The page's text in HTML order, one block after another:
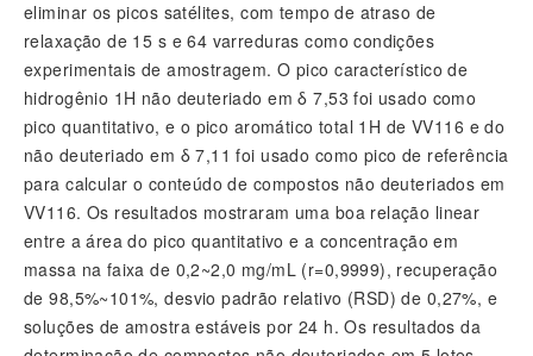
eliminar os picos satélites, com tempo de atraso de
relaxação de 15 s e 64 varreduras como condições
experimentais de amostragem. O pico característico de
hidrogênio 1H não deuteriado em δ 7,53 foi usado como
pico quantitativo, e o pico aromático total 1H de VV116 e do
não deuteriado em δ 7,11 foi usado como pico de referência
para calcular o conteúdo de compostos não deuteriados em
VV116. Os resultados mostraram uma boa relação linear
entre a área do pico quantitativo e a concentração em
massa na faixa de 0,2~2,0 mg/mL (r=0,9999), recuperação
de 98,5%~101%, desvio padrão relativo (RSD) de 0,27%, e
soluções de amostra estáveis por 24 h. Os resultados da